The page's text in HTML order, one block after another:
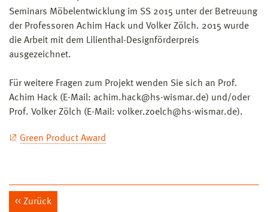
Seminars Möbelentwicklung im SS 2015 unter der Betreuung
der Professoren Achim Hack und Volker Zölch. 2015 wurde
die Arbeit mit dem Lilienthal-Designförderpreis
ausgezeichnet.
Für weitere Fragen zum Projekt wenden Sie sich an Prof.
Achim Hack (E-Mail: achim.hack@hs-wismar.de) und/oder
Prof. Volker Zölch (E-Mail: volker.zoelch@hs-wismar.de).
Green Product Award
Zurück